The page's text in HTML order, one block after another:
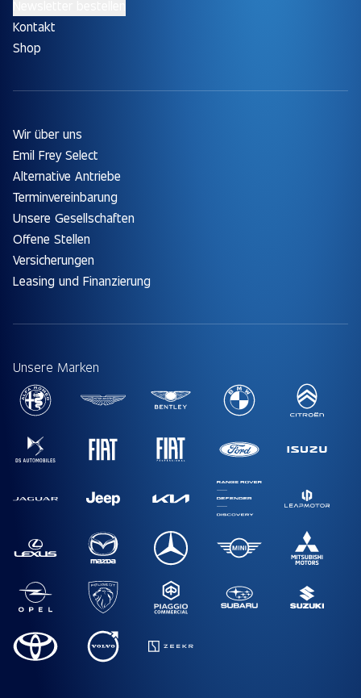
Kontakt
Shop
Wir über uns
Emil Frey Select
Alternative Antriebe
Terminvereinbarung
Unsere Gesellschaften
Offene Stellen
Versicherungen
Leasing und Finanzierung
Unsere Marken